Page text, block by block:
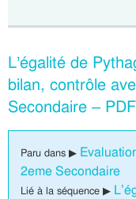
L’égalité de
bilan, contrôle
Secondaire –
Paru dans ▶
2eme Secondaire
Lié à la séquence ▶